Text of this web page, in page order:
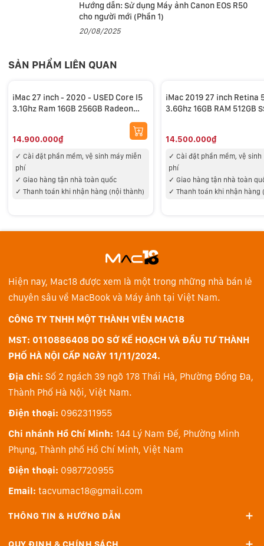
Webcam góc cực rộng 12MP với Center Stage
cực rộng tiên tiến với cảm biến ảnh 12MP và trường
tính năng Center Stage lần đầu tiên xuất hiện trên máy
hình dù bạn có di chuyển xung quanh, giúp các cuộc
gọi video trông tự nhiên hơn, khi nhiều người cùng
tham gia hoặc rời khung hình thì tầm nhin sẽ mở ra
hoặc thu vào. Tính năng này hỗ trợ tuyệt vời khi kết
hợp với các ứng dụng gọi họp video trực tuyến.
Âm thanh sống động
chuẩn studio giúp bạn được truyền tải rõ ràng trong
các cuộc gọi video và thu âm. Công nghệ beamforming
định hướng giúp tập trung tiếng của bạn và loại bỏ các
tạp âm từ xung quanh.
Hướng dẫn: Sử dụng Máy ảnh Canon EOS R50
cho người mới (Phần 1)
20/08/2025
SẢN PHẨM LIÊN QUAN
iMac 27 inch - 2020 - USED Core I5
3.1Ghz Ram 16GB 256GB Radeon
14.900.000₫
✓ Cài đặt phần mềm, vệ sinh máy miễn
phí
✓ Giao hàng tận nhà toàn quốc
✓ Thanh toán khi nhận hàng (nội thành)
iMac 2019 27 inch Retina
3.6Ghz 16GB RAM 512GB
14.500.000₫
✓Cài đặt phần mềm, vệ sinh
phí
✓Giao hàng tận nhà toàn
✓Thanh toán khi nhận hàng
Hiện nay, Mac18 được xem là một trong những nhà bán lẻ
chuyên sâu về MacBook và Máy ảnh tại Việt Nam.
CÔNG TY TNHH MỘT THÀNH VIÊN MAC18
MST: 0110886408 DO SỞ KẾ HOẠCH VÀ ĐẦU TƯ THÀNH
PHỐ HÀ NỘI CẤP NGÀY 11/11/2024.
Địa chỉ: Số 2 ngách 39 ngõ 178 Thái Hà, Phường Đống Đa,
Thành Phố Hà Nội, Việt Nam.
Điện thoại: 0962311955
Chi nhánh Hồ Chí Minh: 144 Lý Nam Đế, Phường Minh
Phụng, Thành phố Hồ Chí Minh, Việt Nam
Điện thoại: 0987720955
Email: tacvumac18@gmail.com
THÔNG TIN & HƯỚNG DẪN